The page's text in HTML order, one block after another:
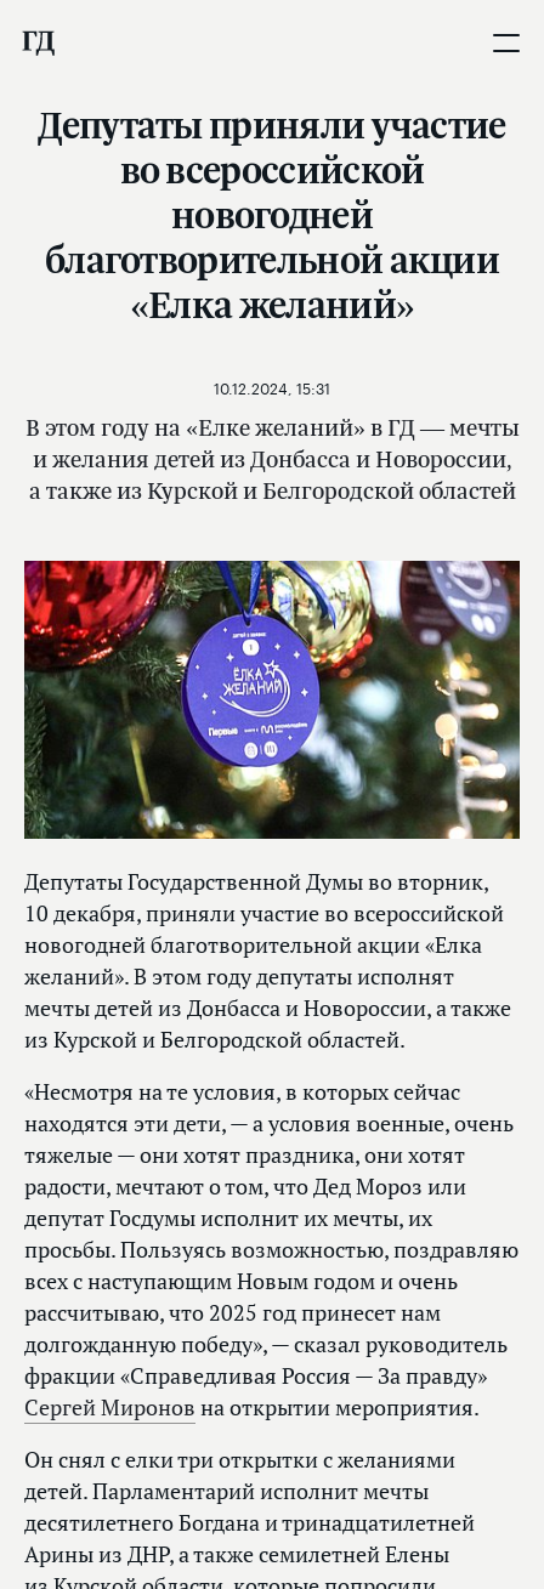
Депутаты приняли участие
во всероссийской
новогодней
благотворительной акции
«Елка желаний»
В этом году на «Елке желаний» в ГД — мечты
и желания детей из Донбасса и Новороссии,
а также из Курской и Белгородской областей
10.12.2024, 15:31
Депутаты Государственной Думы во вторник,
10 декабря, приняли участие во всероссийской
новогодней благотворительной акции «Елка
желаний». В этом году депутаты исполнят
мечты детей из Донбасса и Новороссии, а также
из Курской и Белгородской областей.
«Несмотря на те условия, в которых сейчас
находятся эти дети, — а условия военные, очень
тяжелые — они хотят праздника, они хотят
радости, мечтают о том, что Дед Мороз или
депутат Госдумы исполнит их мечты, их
просьбы. Пользуясь возможностью, поздравляю
всех с наступающим Новым годом и очень
рассчитываю, что 2025 год принесет нам
долгожданную победу», — сказал руководитель
фракции «Справедливая Россия — За правду»
Сергей Миронов на открытии мероприятия.
Он снял с елки три открытки с желаниями
детей. Парламентарий исполнит мечты
десятилетнего Богдана и тринадцатилетней
Арины из ДНР, а также семилетней Елены